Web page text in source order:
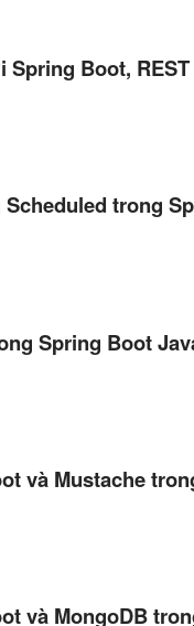
Spring Boot,
trong
Spring Boot
và Mustache
và MongoDB